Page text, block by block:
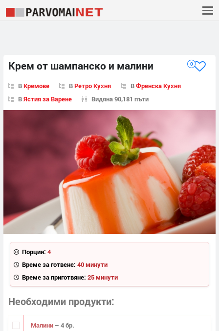
Крем от шампанско и малини 0
ВКремове ВРетро Кухня ВФренска Кухня
ВЯстия за Варене Видяна 90,181 пъти
Порции: 4
Време за готвене: 40 минути
Време за приготвяне: 25 минути
Необходими продукти
Малини – 4 бр.